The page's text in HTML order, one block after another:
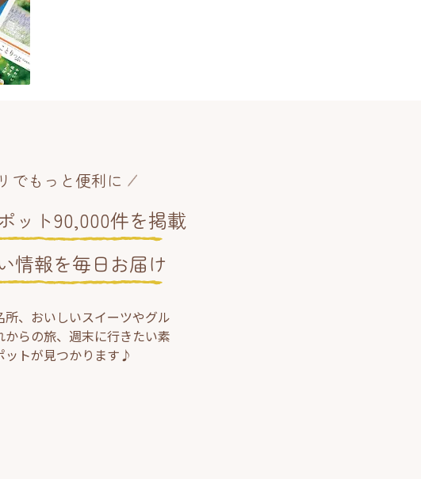
でもっと便利に
ット90,000件を掲載
情報を毎日お届け
所、おいしいスイーツやグル
からの旅、週末に行きたい素
ットが見つかります♪